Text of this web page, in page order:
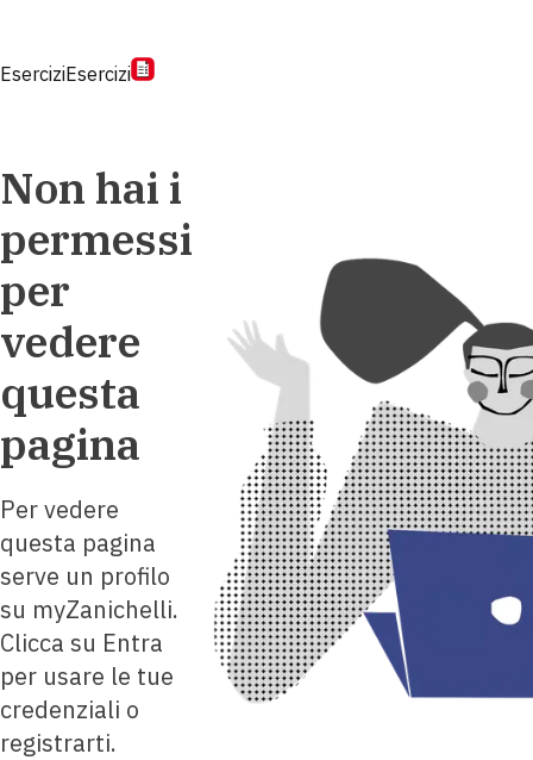
EserciziEsercizi
Non hai i
permessi
per
vedere
questa
pagina
Per vedere
questa pagina
serve un profilo
su myZanichelli.
Clicca su Entra
per usare le tue
credenziali o
registrarti.